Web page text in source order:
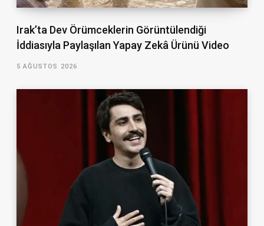
Irak’ta Dev Örümceklerin Görüntülendiği
İddiasıyla Paylaşılan Yapay Zekâ Ürünü Video
5 AĞUSTOS 2026